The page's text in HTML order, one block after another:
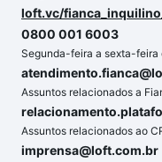
loft.vc/
0800 001 6003
Segunda-feira a sexta-feira
Assuntos relacionados a
Assuntos relacionados ao
imprensa@loft.com.br